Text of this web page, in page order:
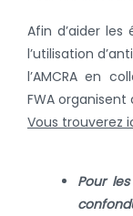
Afin d’aider
l’utilisation
l’AMCRA en
FWA
Vous trouverez
Pour